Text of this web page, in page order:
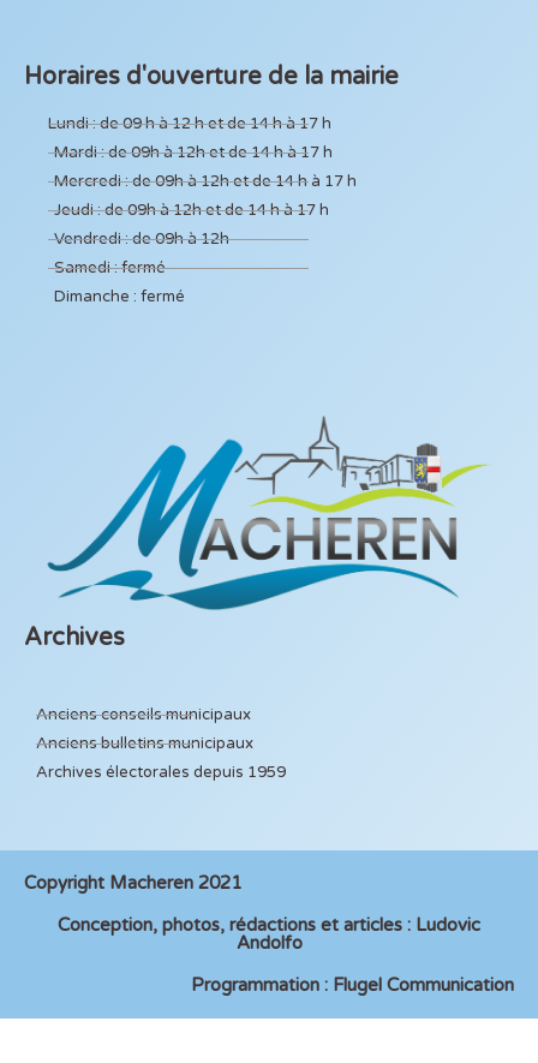
Horaires d'ouverture de la mairie
Lundi : de 09 h à 12 h et de 14 h à 17 h
Mardi : de 09h à 12h et de 14 h à 17 h
Mercredi : de 09h à 12h et de 14 h à 17 h
Jeudi : de 09h à 12h et de 14 h à 17 h
Vendredi : de 09h à 12h
Samedi : fermé
Dimanche : fermé
Archives
Anciens conseils municipaux
Anciens bulletins municipaux
Archives électorales depuis 1959
Copyright Macheren 2021
Conception, photos, rédactions et articles : Ludovic
Andolfo
Programmation : Flugel Communication